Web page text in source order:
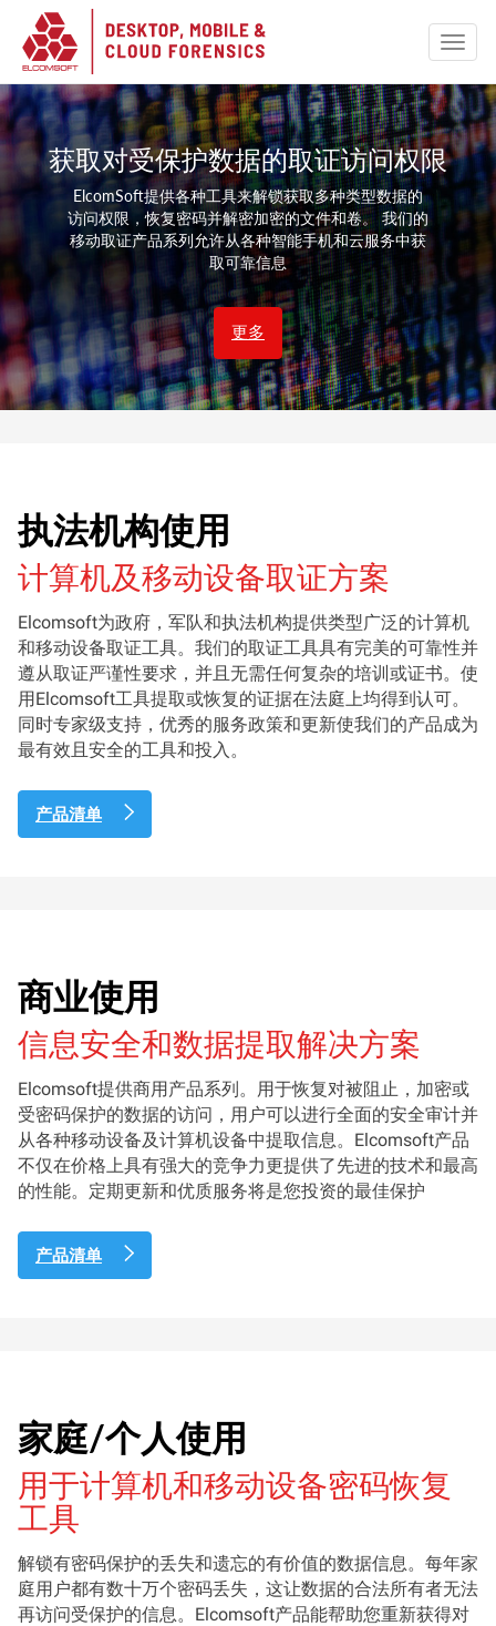
获取对受保护数据的取证访问权限
ElcomSoft提供各种工具来解锁获取多种类型数据的
访问权限，恢复密码并解密加密的文件和卷。 我们的
移动取证产品系列允许从各种智能手机和云服务中获
取可靠信息
更多
执法机构使用
计算机及移动设备取证方案
Elcomsoft为政府，军队和执法机构提供类型广泛的计算机
和移动设备取证工具。我们的取证工具具有完美的可靠性并
遵从取证严谨性要求，并且无需任何复杂的培训或证书。使
用Elcomsoft工具提取或恢复的证据在法庭上均得到认可。
同时专家级支持，优秀的服务政策和更新使我们的产品成为
最有效且安全的工具和投入。
产品清单
商业使用
信息安全和数据提取解决方案
Elcomsoft提供商用产品系列。用于恢复对被阻止，加密或
受密码保护的数据的访问，用户可以进行全面的安全审计并
从各种移动设备及计算机设备中提取信息。Elcomsoft产品
不仅在价格上具有强大的竞争力更提供了先进的技术和最高
的性能。定期更新和优质服务将是您投资的最佳保护
产品清单
家庭/个人使用
用于计算机和移动设备密码恢复
工具
解锁有密码保护的丢失和遗忘的有价值的数据信息。每年家
庭用户都有数十万个密码丢失，这让数据的合法所有者无法
再访问受保护的信息。Elcomsoft产品能帮助您重新获得对